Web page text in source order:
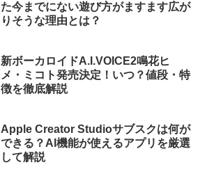
た今までにない遊び方がますます広が
りそうな理由とは？
新ボーカロイドA.I.VOICE2鳴花ヒ
メ・ミコト発売決定！いつ？値段・特
徴を徹底解説
Apple Creator Studioサブスクは何が
できる？AI機能が使えるアプリを厳選
して解説